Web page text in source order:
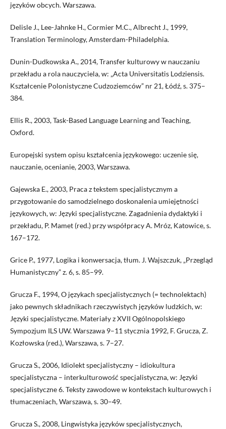
języków obcych. Warszawa.
Delisle J., Lee-Jahnke H., Cormier M.C., Albrecht J., 1999,
Translation Terminology, Amsterdam-Philadelphia.
Dunin-Dudkowska A., 2014, Transfer kulturowy w nauczaniu
przekładu a rola nauczyciela, w: „Acta Universitatis Lodziensis.
Kształcenie Polonistyczne Cudzoziemców” nr 21, Łódź, s. 375–
384.
Ellis R., 2003, Task-Based Language Learning and Teaching,
Oxford.
Europejski system opisu kształcenia językowego: uczenie się,
nauczanie, ocenianie, 2003, Warszawa.
Gajewska E., 2003, Praca z tekstem specjalistycznym a
przygotowanie do samodzielnego doskonalenia umiejętności
językowych, w: Języki specjalistyczne. Zagadnienia dydaktyki i
przekładu, P. Mamet (red.) przy współpracy A. Mróz, Katowice, s.
167–172.
Grice P., 1977, Logika i konwersacja, tłum. J. Wajszczuk, „Przegląd
Humanistyczny” z. 6, s. 85–99.
Grucza F., 1994, O językach specjalistycznych (= technolektach)
jako pewnych składnikach rzeczywistych języków ludzkich, w:
Języki specjalistyczne. Materiały z XVII Ogólnopolskiego
Sympozjum ILS UW. Warszawa 9–11 stycznia 1992, F. Grucza, Z.
Kozłowska (red.), Warszawa, s. 7–27.
Grucza S., 2006, Idiolekt specjalistyczny – idiokultura
specjalistyczna – interkulturowość specjalistyczna, w: Języki
specjalistyczne 6. Teksty zawodowe w kontekstach kulturowych i
tłumaczeniach, Warszawa, s. 30–49.
Grucza S., 2008, Lingwistyka języków specjalistycznych,